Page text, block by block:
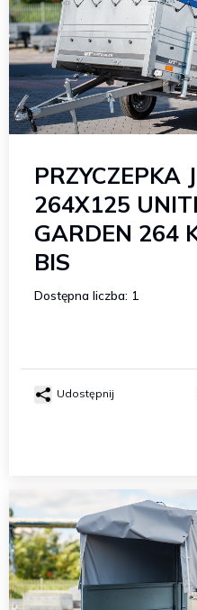
PRZYCZEPKA
264X125
GARDEN 264
BIS
Dostępna liczba: 1
Udostępnij